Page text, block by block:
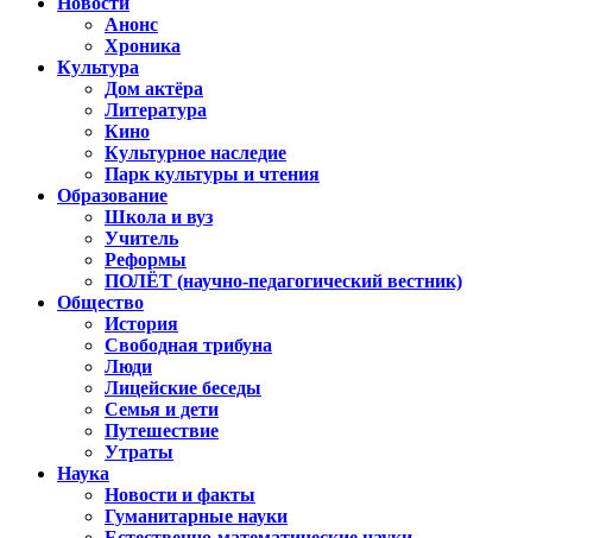
Анонс
Хроника
Культура
Дом актёра
Литература
Кино
Культурное наследие
Парк культуры и чтения
Образование
Школа и вуз
Учитель
Реформы
ПОЛЁТ (научно-педагогический вестник)
Общество
История
Свободная трибуна
Люди
Лицейские беседы
Семья и дети
Путешествие
Утраты
Наука
Новости и факты
Гуманитарные науки